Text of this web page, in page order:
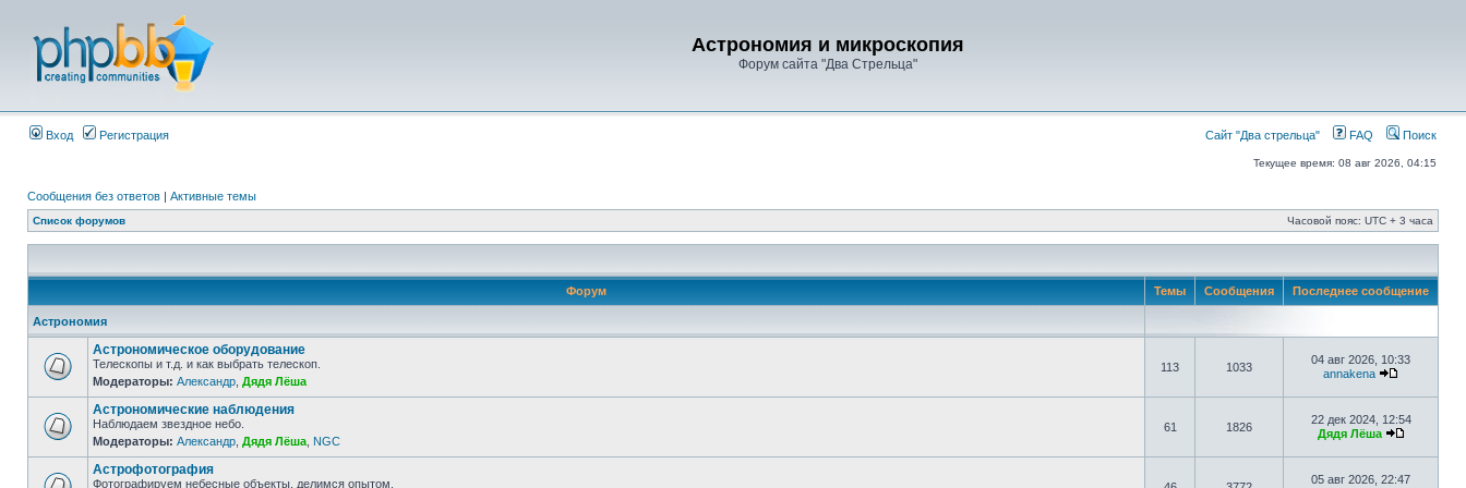
Астрономия и микроскопия
Форум сайта "Два Стрельца"
Вход Регистрация Сайт "Два стрельца" FAQ Поиск
Текущее время: 08 авг 2026, 04:15
Сообщения без ответов | Активные темы
Список форумов Часовой пояс: UTC + 3 часа
Форум Темы Сообщения Последнее сообщение
Астрономия
Астрономическое оборудование
Телескопы и т.д. и как выбрать телескоп.
Модераторы: Александр Дядя Лёша
113 1033
04 авг 2026, 10:33
annakena
Астрономические наблюдения
Наблюдаем звездное небо.
Модераторы: Александр Дядя Лёша NGC
61 1826
22 дек 2024, 12:54
Дядя Лёша
Астрофотография
Фотографируем небесные объекты, делимся опытом.
05 авг 2026, 22:47